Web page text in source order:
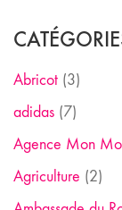
Abricot (3)
adidas (7)
Agence Mon
Agriculture (2)